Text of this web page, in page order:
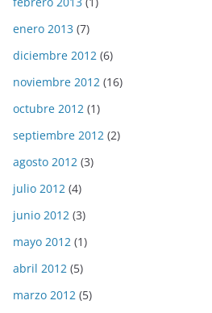
enero 2013 (7)
diciembre 2012 (6)
noviembre 2012 (16)
octubre 2012 (1)
septiembre 2012 (2)
agosto 2012 (3)
julio 2012 (4)
junio 2012 (3)
mayo 2012 (1)
abril 2012 (5)
marzo 2012 (5)